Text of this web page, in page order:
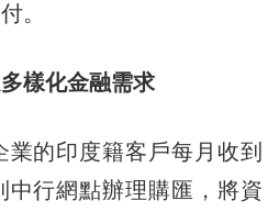
。
樣化金融需求
的印度籍客戶每月收到
中行網點辦理購匯，將資